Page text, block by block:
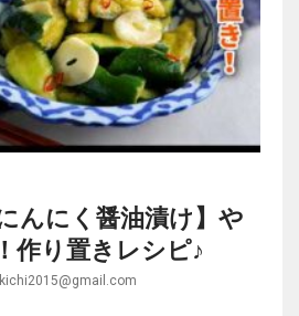
んにく醤油漬け】や
作り置きレシピ♪